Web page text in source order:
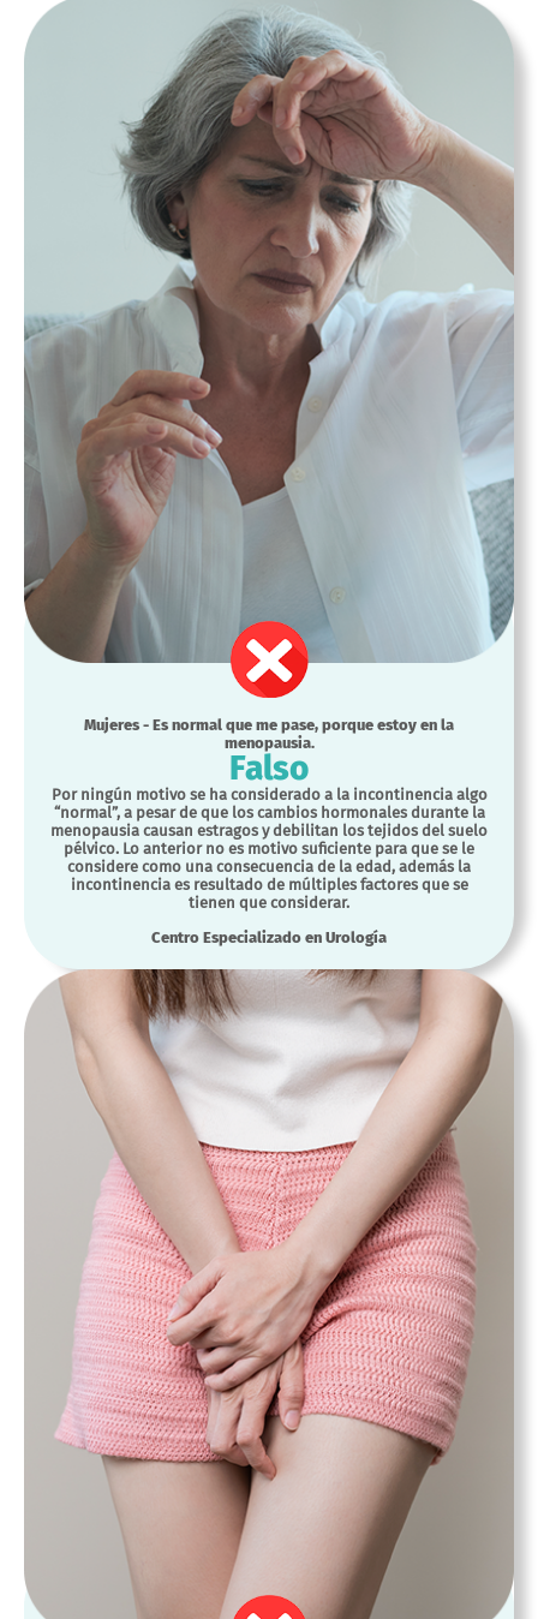
Mujeres - Es normal que me pase, porque estoy en la
menopausia.
Falso
Por ningún motivo se ha considerado a la incontinencia algo
“normal”, a pesar de que los cambios hormonales durante la
menopausia causan estragos y debilitan los tejidos del suelo
pélvico. Lo anterior no es motivo suficiente para que se le
considere como una consecuencia de la edad, además la
incontinencia es resultado de múltiples factores que se
tienen que considerar.
Centro Especializado en Urología